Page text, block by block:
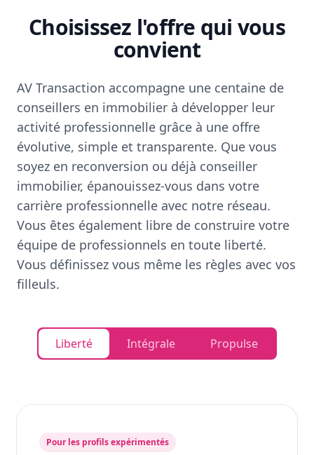
Choisissez l'offre qui vous
convient
AV Transaction accompagne une centaine de
conseillers en immobilier à développer leur
activité professionnelle grâce à une offre
évolutive, simple et transparente. Que vous
soyez en reconversion ou déjà conseiller
immobilier, épanouissez-vous dans votre
carrière professionnelle avec notre réseau.
Vous êtes également libre de construire votre
équipe de professionnels en toute liberté.
Vous définissez vous même les règles avec vos
filleuls.
Liberté Intégrale Propulse
Pour les profils expérimentés